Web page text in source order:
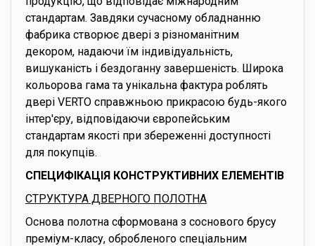
стандартам. Завдяки сучасному обладнанню
фабрика створює двері з різноманітним
декором, надаючи їм індивідуальність,
вишуканість і бездоганну завершеність. Широка
кольорова гама та унікальна фактура роблять
двері VERTO справжньою прикрасою будь-якого
інтер'єру, відповідаючи європейським
стандартам якості при збереженні доступності
для покупців.
СПЕЦИФІКАЦІЯ КОНСТРУКТИВНИХ ЕЛЕМЕНТІВ
СТРУКТУРА ДВЕРНОГО ПОЛОТНА
Основа полотна сформована з соснового брусу
преміум-класу, обробленого спеціальним